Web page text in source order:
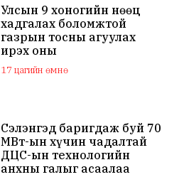
Улсын 9 хоногийн нөөц
хадгалах боломжтой
газрын тосны агуулах
ирэх оны
арванхоёрдугаар сар
ашиглалтад орно
17 цагийн өмнө
Сэлэнгэд баригдаж буй 70
МВт-ын хүчин чадалтай
ДЦС-ын технологийн
анхны галыг асаалаа